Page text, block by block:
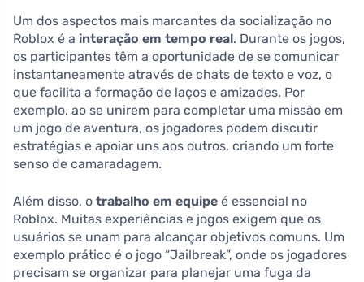
Um dos aspectos mais marcantes da socialização no
Roblox é a interação em tempo real. Durante os jogos,
os participantes têm a oportunidade de se comunicar
instantaneamente através de chats de texto e voz, o
que facilita a formação de laços e amizades. Por
exemplo, ao se unirem para completar uma missão em
um jogo de aventura, os jogadores podem discutir
estratégias e apoiar uns aos outros, criando um forte
senso de camaradagem.
Além disso, o trabalho em equipe é essencial no
Roblox. Muitas experiências e jogos exigem que os
usuários se unam para alcançar objetivos comuns. Um
exemplo prático é o jogo “Jailbreak”, onde os jogadores
precisam se organizar para planejar uma fuga da